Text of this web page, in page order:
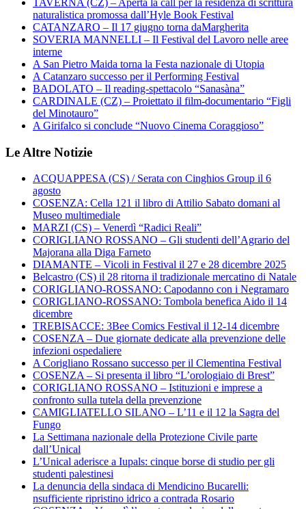
naturalistica promossa dall’Hyle Book Festival
CATANZARO – Il 17 giugno torna daMargherita
SOVERIA MANNELLI – Il Festival del Lavoro nelle aree
interne
A San Pietro Maida torna la Festa nazionale di Utopia
A Catanzaro successo per il Performing Festival
BADOLATO – Il reading-spettacolo “Sanasàna”
CARDINALE (CZ) – Proiettato il film-documentario “Figli
del Minotauro”
A Girifalco si conclude “Nuovo Cinema Coraggioso”
Le Altre Notizie
ACQUAPPESA (CS) / Serata con Cinghios Group il 6
agosto
COSENZA: Cella 121 il libro di Attilio Sabato domani al
Museo multimediale
MARZI (CS) – Venerdì “Radici Reali”
CORIGLIANO ROSSANO – Gli studenti dell’Agrario del
Majorana alla Diga Farneto
DIAMANTE – Vicoli in Festival il 27 e 28 dicembre 2025
Belcastro (CS) il 28 ritorna il tradizionale mercatino di Natale
CORIGLIANO-ROSSANO: Capodanno con i Negramaro
CORIGLIANO-ROSSANO: Tombola benefica Aido il 14
dicembre
TREBISACCE: 3Bee Comics Festival il 12-14 dicembre
COSENZA – Due giornate dedicate alla prevenzione delle
infezioni ospedaliere
A Corigliano Rossano successo per il Clementina Festival
COSENZA – Si presenta il libro “L’orologiaio di Brest”
CORIGLIANO ROSSANO – Istituzioni e imprese a
confronto sulla tutela della prevenzione
CAMIGLIATELLO SILANO – L’11 e il 12 la Sagra del
Fungo
La Settimana nazionale della Protezione Civile parte
dall’Unical
L’Unical aderisce a Iupals: cinque borse di studio per gli
studenti palestinesi
La denuncia della sindaca di Mendicino Bucarelli:
nsufficiente ripristino idrico a contrada Rosario